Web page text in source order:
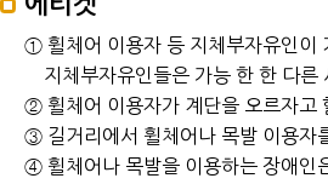
① 휠체어 이용자 등 지체부자유인이
지체부자유인들은 가능 한 한 다른
② 휠체어 이용자가 계단을 오르자고
③ 길거리에서 휠체어나 목발 이용자
④ 휠체어나 목발을 이용하는 장애인